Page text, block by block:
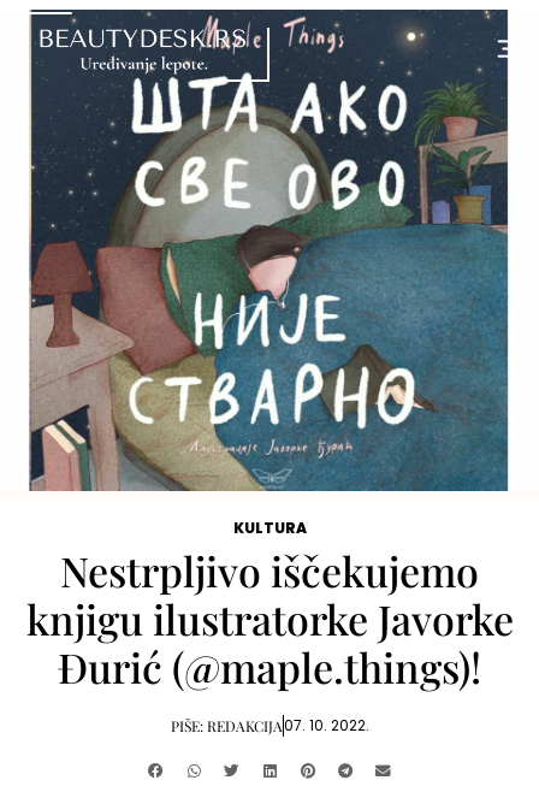
KULTURA
Nestrpljivo iščekujemo
knjigu ilustratorke Javorke
Đurić (@maple.things)!
PIŠE:REDAKCIJA07. 10. 2022.